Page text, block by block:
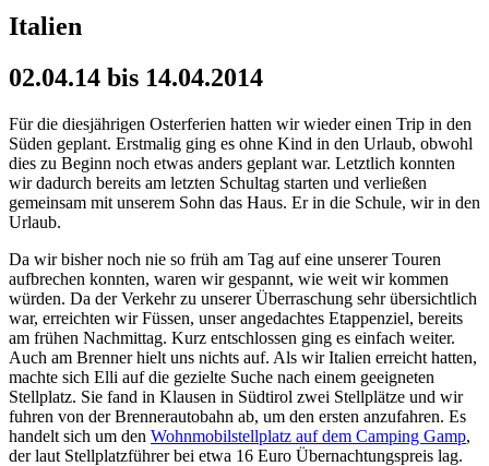
Italien
02.04.14 bis 14.04.2014
Für die diesjährigen Osterferien hatten wir wieder einen Trip in den
Süden geplant. Erstmalig ging es ohne Kind in den Urlaub, obwohl
dies zu Beginn noch etwas anders geplant war. Letztlich konnten
wir dadurch bereits am letzten Schultag starten und verließen
gemeinsam mit unserem Sohn das Haus. Er in die Schule, wir in den
Urlaub.
Da wir bisher noch nie so früh am Tag auf eine unserer Touren
aufbrechen konnten, waren wir gespannt, wie weit wir kommen
würden. Da der Verkehr zu unserer Überraschung sehr übersichtlich
war, erreichten wir Füssen, unser angedachtes Etappenziel, bereits
am frühen Nachmittag. Kurz entschlossen ging es einfach weiter.
Auch am Brenner hielt uns nichts auf. Als wir Italien erreicht hatten,
machte sich Elli auf die gezielte Suche nach einem geeigneten
Stellplatz. Sie fand in Klausen in Südtirol zwei Stellplätze und wir
fuhren von der Brennerautobahn ab, um den ersten anzufahren. Es
handelt sich um den Wohnmobilstellplatz auf dem Camping Gamp,
der laut Stellplatzführer bei etwa 16 Euro Übernachtungspreis lag.